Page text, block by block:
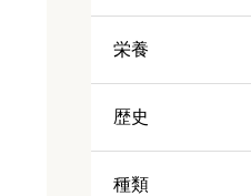
栄養
歴史
種類